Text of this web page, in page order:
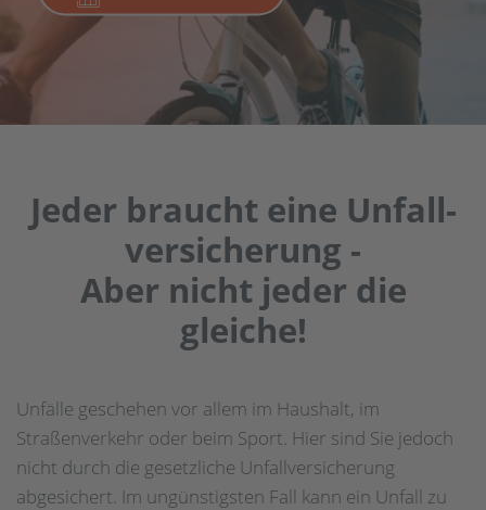
Jeder braucht eine Unfall­
versicherung -
Aber nicht jeder die
gleiche!
Unfälle geschehen vor allem im Haushalt, im
Straßenverkehr oder beim Sport. Hier sind Sie jedoch
nicht durch die gesetzliche Unfallversicherung
abgesichert. Im ungünstigsten Fall kann ein Unfall zu